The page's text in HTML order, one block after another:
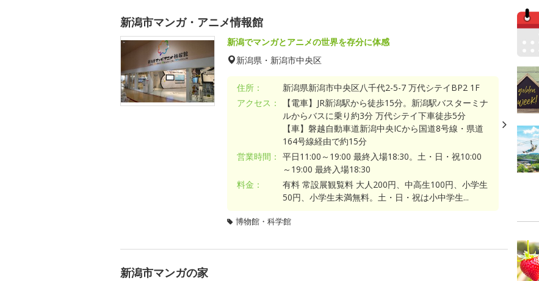
新潟市マンガ・アニメ情報館
新潟でマンガとアニメの世界を存分に体感
新潟県・新潟市中央区
住所：
新潟県新潟市中央区八千代2-5-7 万代シテイBP2 1F
アクセス：
【電車】JR新潟駅から徒歩15分。新潟駅バスターミナ
ルからバスに乗り約3分 万代シテイ下車徒歩5分
【車】磐越自動車道新潟中央ICから国道8号線・県道
164号線経由で約15分
営業時間： 平日11:00～19:00 最終入場18:30。土・日・祝10:00
～19:00 最終入場18:30
料金：
有料 常設展観覧料 大人200円、中高生100円、小学生
50円、小学生未満無料。土・日・祝は小中学生...
博物館・科学館
新潟市マンガの家